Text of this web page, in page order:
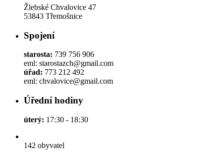
Žlebské Chvalovice 47
53843 Třemošnice
Spojení
starosta: 739 756 906
eml: starostazch@gmail.com
úřad: 773 212 492
eml: chvalovice@gmail.com
Úřední hodiny
úterý: 17:30 - 18:30
142 obyvatel